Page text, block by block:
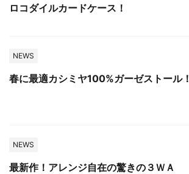
ロコダイルカードケース！
NEWS
春に最適カシミヤ100%ガーゼストール！
NEWS
最新作！アレンジ自在の驚きの３ＷＡ